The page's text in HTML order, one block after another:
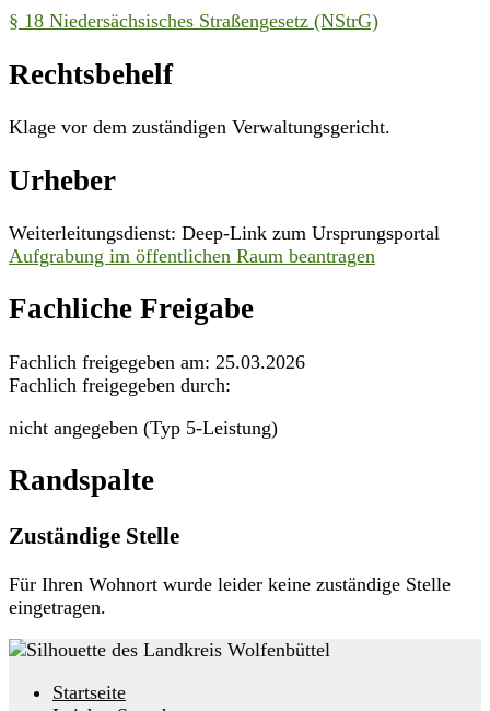
§ 18 Niedersächsisches Straßengesetz (NStrG)
Rechtsbehelf
Klage vor dem zuständigen Verwaltungsgericht.
Urheber
Weiterleitungsdienst: Deep-Link zum Ursprungsportal
Aufgrabung im öffentlichen Raum beantragen
Fachliche Freigabe
Fachlich freigegeben am: 25.03.2026
Fachlich freigegeben durch:
nicht angegeben (Typ 5-Leistung)
Randspalte
Zuständige Stelle
Für Ihren Wohnort wurde leider keine zuständige Stelle
eingetragen.
Startseite